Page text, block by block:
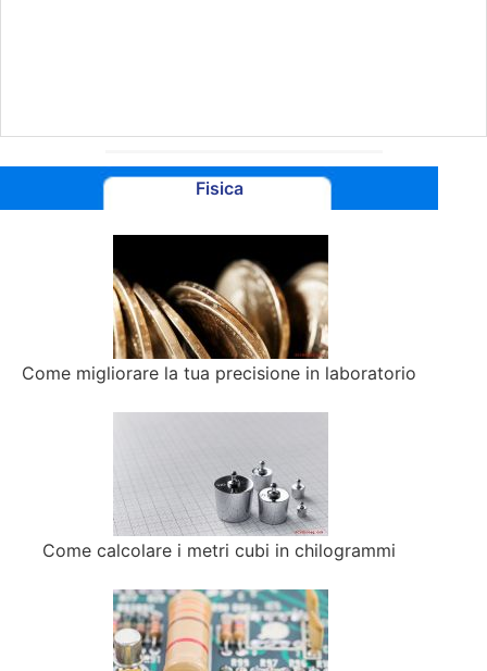
Fisica
Come migliorare la tua precisione in laboratorio
Come calcolare i metri cubi in chilogrammi